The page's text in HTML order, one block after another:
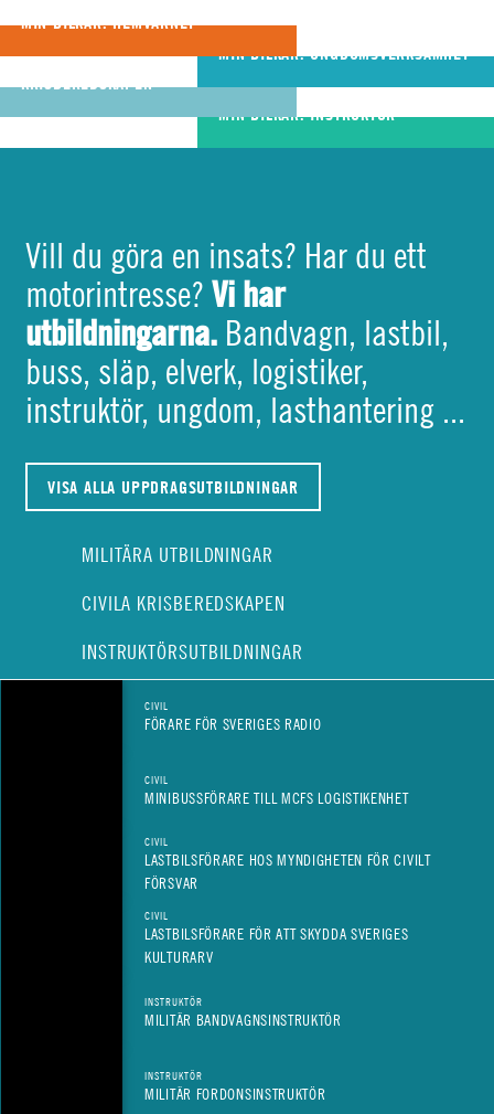
MIN BILKÅR: HEMVÄRNET
ungdomar utvecklas
MIN BILKÅR: UNGDOMSVERKSAMHET
att hjälpa varandra
MIN BILKÅR: CIVILA
KRISBEREDSKAPEN
förutsättningar att bli
riktigt bra
bandvagnsförare
MIN BILKÅR: INSTRUKTÖR
Vill du göra en insats? Har du ett
motorintresse? Vi har
utbildningarna. Bandvagn, lastbil,
buss, släp, elverk, logistiker,
instruktör, ungdom, lasthantering ...
VISA ALLA UPPDRAGSUTBILDNINGAR
MILITÄRA UTBILDNINGAR
CIVILA KRISBEREDSKAPEN
INSTRUKTÖRSUTBILDNINGAR
CIVIL
FÖRARE FÖR SVERIGES RADIO
CIVIL
MINIBUSSFÖRARE TILL MCFS LOGISTIKENHET
CIVIL
LASTBILSFÖRARE HOS MYNDIGHETEN FÖR CIVILT
FÖRSVAR
CIVIL
LASTBILSFÖRARE FÖR ATT SKYDDA SVERIGES
KULTURARV
INSTRUKTÖR
MILITÄR BANDVAGNSINSTRUKTÖR
INSTRUKTÖR
MILITÄR FORDONSINSTRUKTÖR